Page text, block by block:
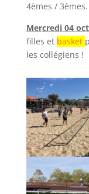
4èmes / 3èmes.
Mercredi 04
filles et basket
les collégiens !